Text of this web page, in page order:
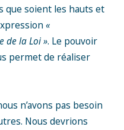
que soient les hauts et
«
de la Loi ». Le pouvoir
permet de réaliser
n’avons pas besoin
Nous devrions